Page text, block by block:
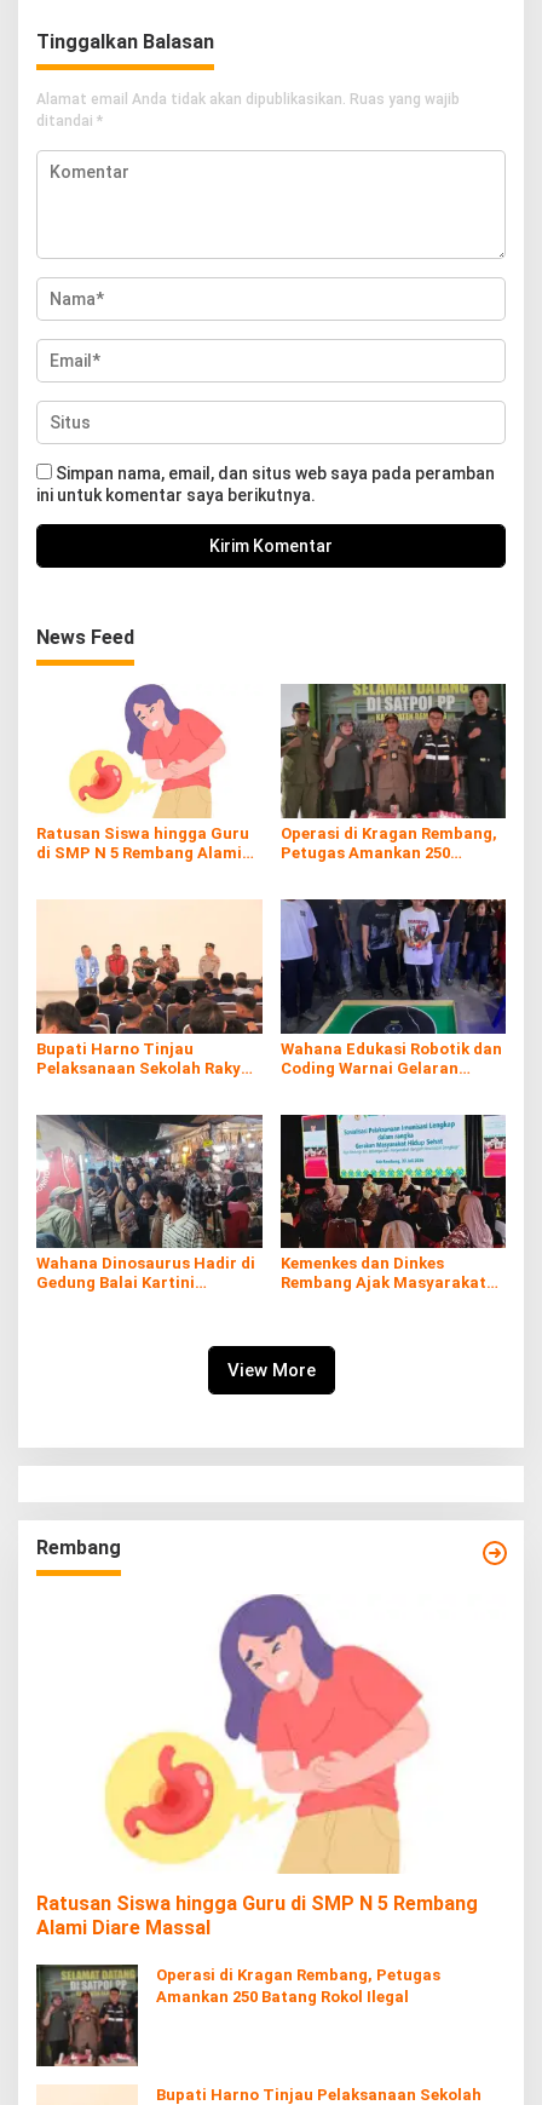
Tinggalkan Balasan
Alamat email Anda tidak akan dipublikasikan. Ruas yang wajib
ditandai *
Simpan nama, email, dan situs web saya pada peramban
ini untuk komentar saya berikutnya.
News Feed
Ratusan Siswa hingga Guru
di SMP N 5 Rembang Alami
Operasi di Kragan Rembang,
Petugas Amankan 250
Bupati Harno Tinjau
Pelaksanaan Sekolah Rakyat
Wahana Edukasi Robotik dan
Coding Warnai Gelaran
Wahana Dinosaurus Hadir di
Gedung Balai Kartini
Kemenkes dan Dinkes
Rembang Ajak Masyarakat
View More
Rembang
Ratusan Siswa hingga Guru di SMP N 5 Rembang
Alami Diare Massal
Operasi di Kragan Rembang, Petugas
Amankan 250 Batang Rokol Ilegal
Bupati Harno Tinjau Pelaksanaan Sekolah